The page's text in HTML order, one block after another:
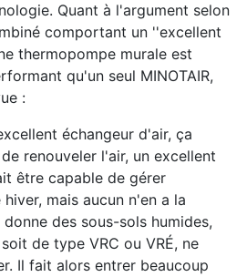
Quant à l'argument selon
comportant un ''excellent
thermopompe murale est
qu'un seul MINOTAIR,
:
échangeur d'air, ça
renouveler l'air, un excellent
être capable de gérer
mais aucun n'en a la
des sous-sols humides,
de type VRC ou VRÉ, ne
Il fait alors entrer beaucoup